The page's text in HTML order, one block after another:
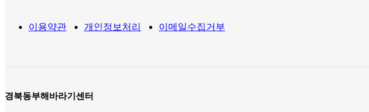
이용약관 개인정보처리 이메일수집거부
경북동부해바라기센터